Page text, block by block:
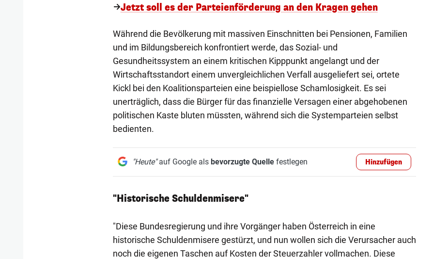
Jetzt soll es der Parteienförderung an den Kragen gehen
Während die Bevölkerung mit massiven Einschnitten bei Pensionen, Familien
und im Bildungsbereich konfrontiert werde, das Sozial- und
Gesundheitssystem an einem kritischen Kipppunkt angelangt und der
Wirtschaftsstandort einem unvergleichlichen Verfall ausgeliefert sei, ortete
Kickl bei den Koalitionsparteien eine beispiellose Schamlosigkeit. Es sei
unerträglich, dass die Bürger für das finanzielle Versagen einer abgehobenen
politischen Kaste bluten müssten, während sich die Systemparteien selbst
bedienten.
"Heute"auf Google als bevorzugte Quellefestlegen Hinzufügen
"Historische Schuldenmisere"
"Diese Bundesregierung und ihre Vorgänger haben Österreich in eine
historische Schuldenmisere gestürzt, und nun wollen sich die Verursacher auch
noch die eigenen Taschen auf Kosten der Steuerzahler vollmachen. Diese